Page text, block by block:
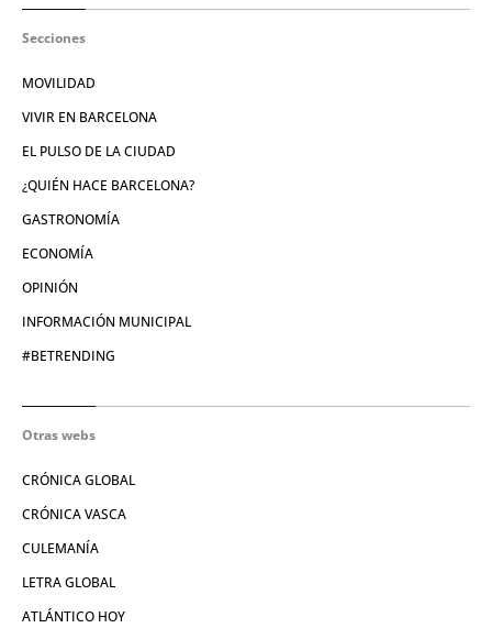
Secciones
MOVILIDAD
VIVIR EN BARCELONA
EL PULSO DE LA CIUDAD
¿QUIÉN HACE BARCELONA?
GASTRONOMÍA
ECONOMÍA
OPINIÓN
INFORMACIÓN MUNICIPAL
#BETRENDING
Otras webs
CRÓNICA GLOBAL
CRÓNICA VASCA
CULEMANÍA
LETRA GLOBAL
ATLÁNTICO HOY